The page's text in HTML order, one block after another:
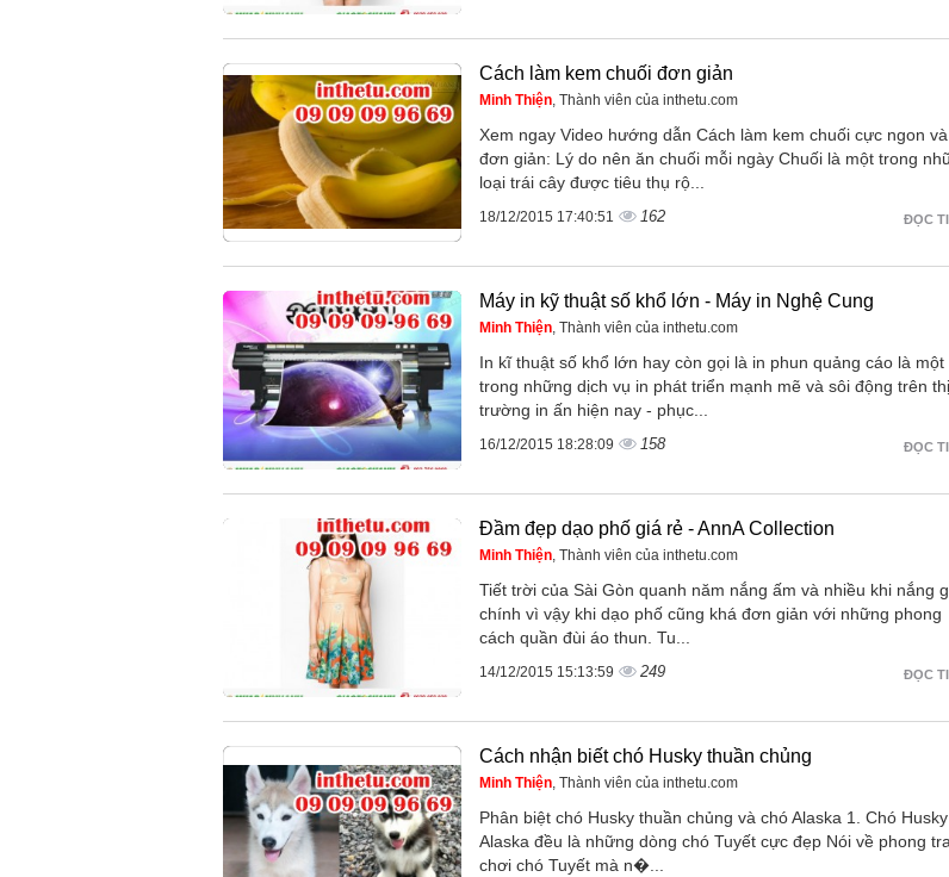
Cách làm kem chuối đơn giản
Minh Thiện , Thành viên của inthetu.com
Xem ngay Video hướng dẫn Cách làm kem chuối cực ngon và
đơn giản: Lý do nên ăn chuối mỗi ngày Chuối là một trong
loại trái cây được tiêu thụ rộ...
ĐỌC
18/12/2015 17:40:51 162
Máy in kỹ thuật số khổ lớn - Máy in Nghệ Cung
Minh Thiện , Thành viên của inthetu.com
In kĩ thuật số khổ lớn hay còn gọi là in phun quảng cáo là một
trong những dịch vụ in phát triển mạnh mẽ và sôi động trên thị
trường in ấn hiện nay - phục...
ĐỌC
16/12/2015 18:28:09 158
Đầm đẹp dạo phố giá rẻ - AnnA Collection
Minh Thiện , Thành viên của inthetu.com
Tiết trời của Sài Gòn quanh năm nắng ấm và nhiều khi nắng
chính vì vậy khi dạo phố cũng khá đơn giản với những phong
cách quần đùi áo thun. Tu...
ĐỌC
14/12/2015 15:13:59 249
Cách nhận biết chó Husky thuần chủng
Minh Thiện , Thành viên của inthetu.com
Phân biệt chó Husky thuần chủng và chó Alaska 1. Chó
Alaska đều là những dòng chó Tuyết cực đẹp Nói về phong
chơi chó Tuyết mà n�...